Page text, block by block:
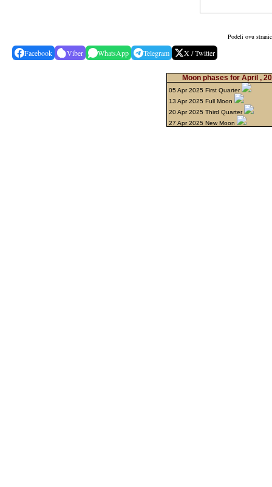
Podeli ovu
Facebook Viber WhatsApp Telegram X / Twitter
Moon phases for April ,
05 Apr 2025 First Quarter
13 Apr 2025 Full Moon
20 Apr 2025 Third Quarter
27 Apr 2025 New Moon